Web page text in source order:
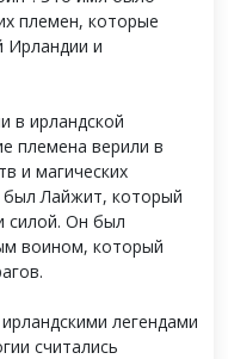
племен, которые
Ирландии и
в ирландской
племена верили в
и магических
был Лайжит, который
силой. Он был
воином, который
легендами
считались